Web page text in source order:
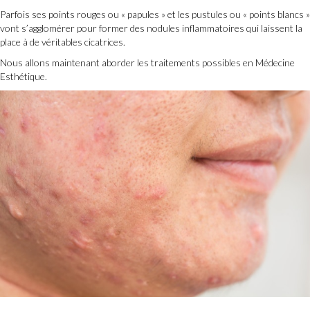
Parfois ses points rouges ou « papules » et les pustules ou « points blancs »
vont s’agglomérer pour former des nodules inflammatoires qui laissent la
place à de véritables cicatrices.
Nous allons maintenant aborder les traitements possibles en Médecine
Esthétique.